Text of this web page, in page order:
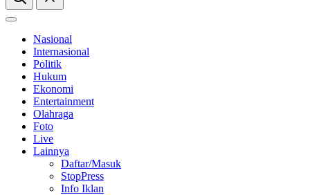
Nasional
Internasional
Politik
Hukum
Ekonomi
Entertainment
Olahraga
Foto
Live
Lainnya
Daftar/Masuk
StopPress
Info Iklan